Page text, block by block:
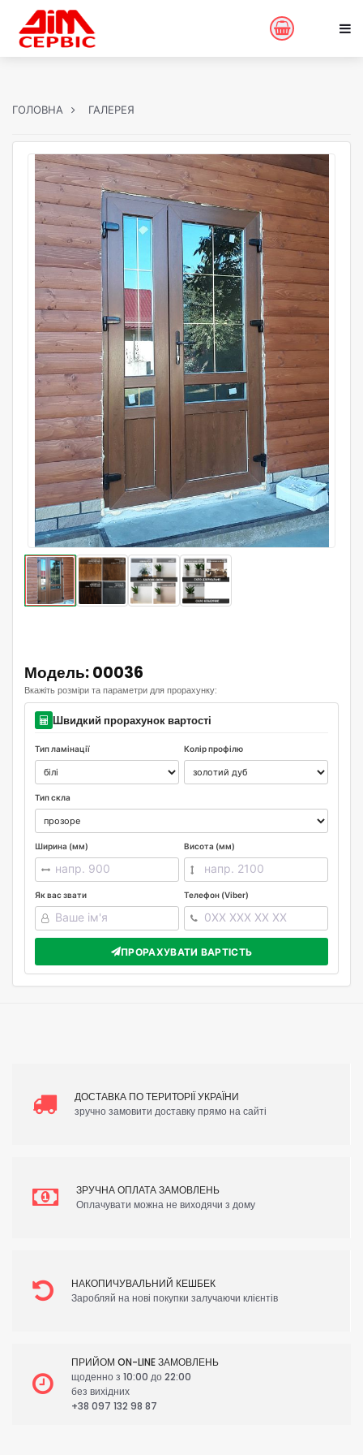
ГОЛОВНА ГАЛЕРЕЯ
Модель: 00036
Вкажіть розміри та параметри для прорахунку:
Швидкий прорахунок вартості
Тип ламінації Колір профілю
Тип скла
Ширина (мм) Висота (мм)
Як вас звати Телефон (Viber)
ПРОРАХУВАТИ ВАРТІСТЬ
ДОСТАВКА ПО ТЕРИТОРІЇ УКРАЇНИ
зручно замовити доставку прямо на сайті
ЗРУЧНА ОПЛАТА ЗАМОВЛЕНЬ
Оплачувати можна не виходячи з дому
НАКОПИЧУВАЛЬНИЙ КЕШБЕК
Заробляй на нові покупки залучаючи клієнтів
ПРИЙОМ ON-LINE ЗАМОВЛЕНЬ
щоденно з 10:00 до 22:00
без вихідних
+38 097 132 98 87